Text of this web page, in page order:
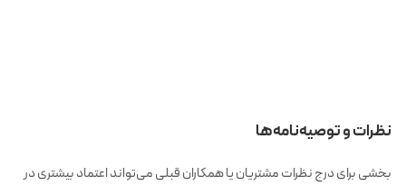
نظرات و توصیه‌نامه‌ها
بخشی برای درج نظرات مشتریان یا همکاران قبلی می‌تواند اعتماد بیشتری در